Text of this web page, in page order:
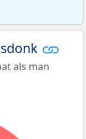
als man